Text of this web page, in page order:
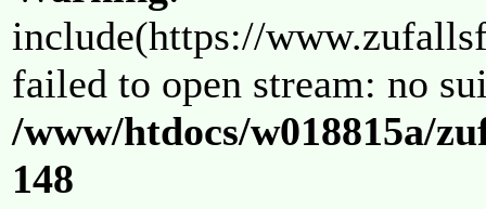
include(https://
failed to open stream: no
/www/htdocs/w018815a/
148